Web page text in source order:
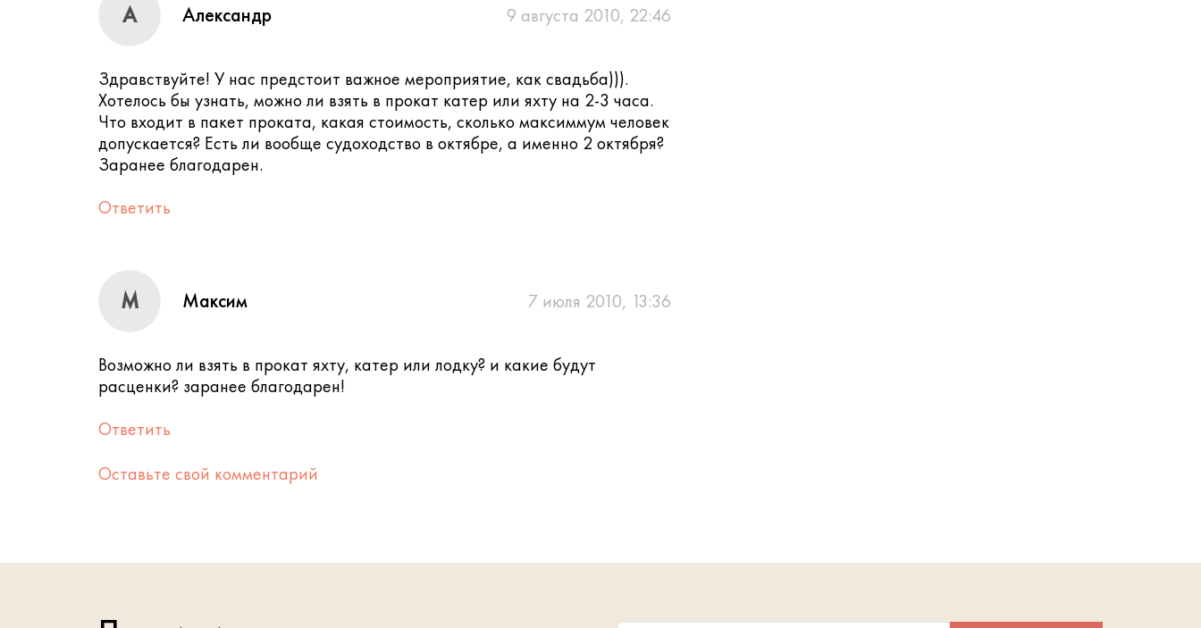
А Александр 9 августа 2010, 22:46
Здравствуйте! У нас предстоит важное мероприятие, как свадьба))).
Хотелось бы узнать, можно ли взять в прокат катер или яхту на 2-3 часа.
Что входит в пакет проката, какая стоимость, сколько максиммум человек
допускается? Есть ли вообще судоходство в октябре, а именно 2 октября?
Заранее благодарен.
Ответить
М Максим 7 июля 2010, 13:36
Возможно ли взять в прокат яхту, катер или лодку? и какие будут
расценки? заранее благодарен!
Ответить
Оставьте свой комментарий